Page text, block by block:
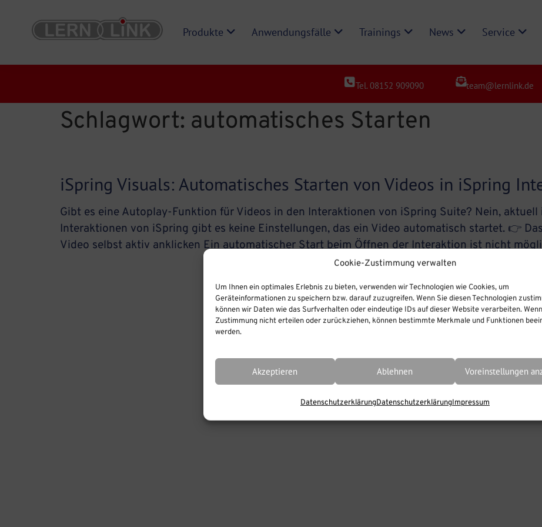
Cookie-Zustimmung verwalten
Um Ihnen ein optimales Erlebnis zu bieten, verwenden wir Technologien wie Cookies, um
Geräteinformationen zu speichern bzw. darauf zuzugreifen. Wenn Sie diesen Technologien
können wir Daten wie das Surfverhalten oder eindeutige IDs auf dieser Website verarbeiten.
Zustimmung nicht erteilen oder zurückziehen, können bestimmte Merkmale und Funktionen
werden.
Akzeptieren Ablehnen Voreinstellungen
DatenschutzerklärungDatenschutzerklärungImpressum
Produkte Anwendungsfälle Trainings News Service
Tel. 08152 909090 team@lernlink.de
Schlagwort: automatisches Starten
iSpring Visuals: Automatisches Starten von Videos in iSpring
Gibt es eine Autoplay-Funktion für Videos in den Interaktionen von iSpring Suite? Nein,
Interaktionen von iSpring gibt es keine Einstellungen, das ein Video automatisch startet. 👉
Video selbst aktiv anklicken Ein automatischer Start beim Öffnen der Interaktion ist nicht